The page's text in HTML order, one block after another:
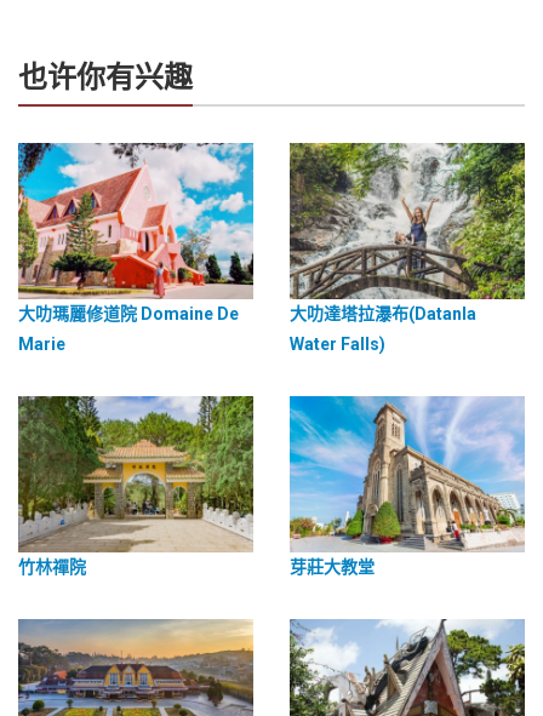
也许你有兴趣
大叻瑪麗修道院 Domaine De
Marie
大叻達塔拉瀑布(Datanla
Water Falls)
竹林禪院 芽莊大教堂